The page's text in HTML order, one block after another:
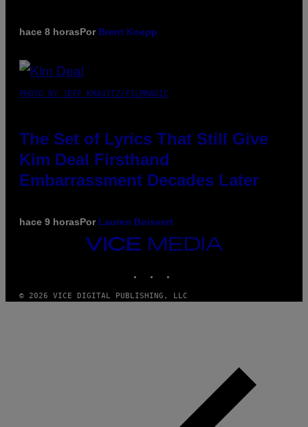
hace 8 horasPor Brent Koepp
PHOTO BY JEFF KRAVITZ/FILMMAGIC
The Set of Lyrics That Still Give
Kim Deal Firsthand
Embarrassment Decades Later
hace 9 horasPor Lauren Boisvert
VICE
MEDIA
© 2026 VICE DIGITAL PUBLISHING, LLC